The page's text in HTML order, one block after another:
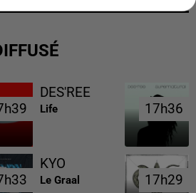
DES'REE
Life 17h36
17h36
KYO
Le Graal 17h29
17h29